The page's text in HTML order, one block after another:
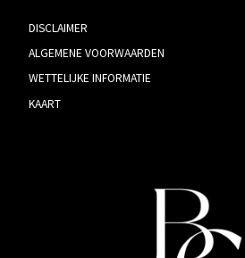
DISCLAIMER
ALGEMENE VOORWAARDEN
WETTELIJKE INFORMATIE
KAART